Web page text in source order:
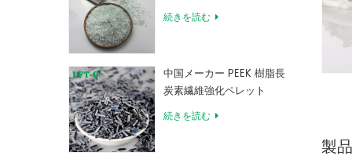
填複合材料
続きを読む
中国メーカー PEEK 樹脂長
炭素繊維強化ペレット
続きを読む
製